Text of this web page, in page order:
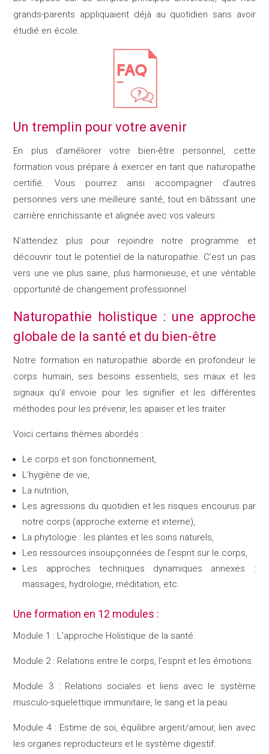
grands-parents appliquaient déjà au quotidien sans avoir
étudié en école.
Un tremplin pour votre avenir
En plus d’améliorer votre bien-être personnel, cette
formation vous prépare à exercer en tant que naturopathe
certifié. Vous pourrez ainsi accompagner d’autres
personnes vers une meilleure santé, tout en bâtissant une
carrière enrichissante et alignée avec vos valeurs.
N’attendez plus pour rejoindre notre programme et
découvrir tout le potentiel de la naturopathie. C’est un pas
vers une vie plus saine, plus harmonieuse, et une véritable
opportunité de changement professionnel
Naturopathie holistique : une approche
globale de la santé et du bien-être
Notre formation en naturopathie aborde en profondeur le
corps humain, ses besoins essentiels, ses maux et les
signaux qu’il envoie pour les signifier et les différentes
méthodes pour les prévenir, les apaiser et les traiter.
Voici certains thèmes abordés :
Le corps et son fonctionnement,
L’hygiène de vie,
La nutrition,
Les agressions du quotidien et les risques encourus par
notre corps (approche externe et interne),
La phytologie : les plantes et les soins naturels,
Les ressources insoupçonnées de l’esprit sur le corps,
Les approches techniques dynamiques annexes :
massages, hydrologie, méditation, etc.
Une formation en 12 modules :
Module 1 : L'approche Holistique de la santé.
Module 2 : Relations entre le corps, l'esprit et les émotions.
Module 3 : Relations sociales et liens avec le système
musculo-squelettique immunitaire, le sang et la peau.
Module 4 : Estime de soi, équilibre argent/amour, lien avec
les organes reproducteurs et le système digestif.